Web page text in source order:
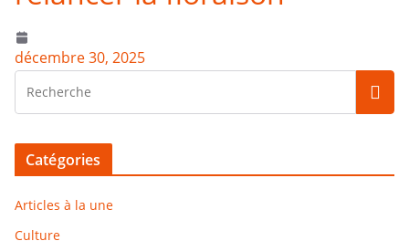
décembre 30, 2025
Catégories
Articles à la une
Culture